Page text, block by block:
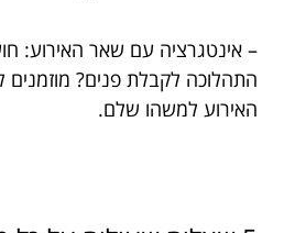
– אינטגרציה עם שאר האירוע:
התהלוכה לקבלת פנים? מוזמנים
האירוע למשהו שלם.